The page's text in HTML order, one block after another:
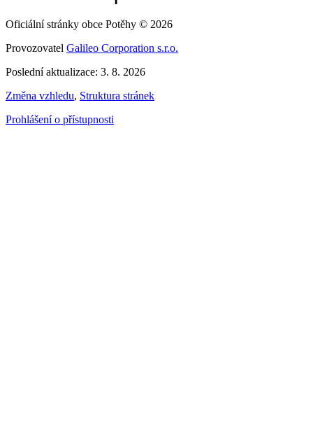
Oficiální stránky obce Potěhy © 2026
Provozovatel Galileo Corporation s.r.o.
Poslední aktualizace: 3. 8. 2026
Změna vzhledu, Struktura stránek
Prohlášení o přístupnosti